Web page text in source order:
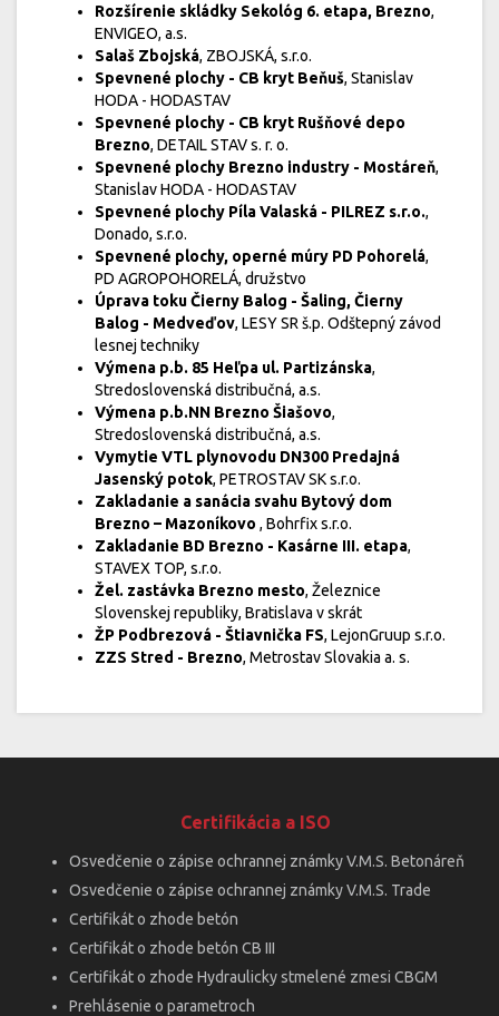
Rozšírenie skládky Sekológ 6. etapa, Brezno,
ENVIGEO, a.s.
Salaš Zbojská, ZBOJSKÁ, s.r.o.
Spevnené plochy - CB kryt Beňuš, Stanislav
HODA - HODASTAV
Spevnené plochy - CB kryt Rušňové depo
Brezno, DETAIL STAV s. r. o.
Spevnené plochy Brezno industry - Mostáreň,
Stanislav HODA - HODASTAV
Spevnené plochy Píla Valaská - PILREZ s.r.o.,
Donado, s.r.o.
Spevnené plochy, operné múry PD Pohorelá,
PD AGROPOHORELÁ, družstvo
Úprava toku Čierny Balog - Šaling, Čierny
Balog - Medveďov, LESY SR š.p. Odštepný závod
lesnej techniky
Výmena p.b. 85 Heľpa ul. Partizánska,
Stredoslovenská distribučná, a.s.
Výmena p.b.NN Brezno Šiašovo,
Stredoslovenská distribučná, a.s.
Vymytie VTL plynovodu DN300 Predajná
Jasenský potok, PETROSTAV SK s.r.o.
Zakladanie a sanácia svahu Bytový dom
Brezno – Mazoníkovo , Bohrfix s.r.o.
Zakladanie BD Brezno - Kasárne III. etapa,
STAVEX TOP, s.r.o.
Žel. zastávka Brezno mesto, Železnice
Slovenskej republiky, Bratislava v skrát
ŽP Podbrezová - Štiavnička FS, LejonGruup s.r.o.
ZZS Stred - Brezno, Metrostav Slovakia a. s.
Certifikácia a ISO
Osvedčenie o zápise ochrannej známky V.M.S. Betonáreň
Osvedčenie o zápise ochrannej známky V.M.S. Trade
Certifikát o zhode betón
Certifikát o zhode betón CB III
Certifikát o zhode Hydraulicky stmelené zmesi CBGM
Prehlásenie o parametroch